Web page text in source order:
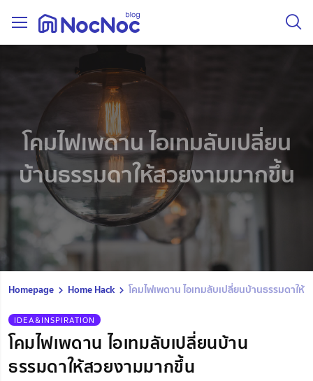
โคมไฟเพดาน ไอเทมลับเปลี่ยน
บ้านธรรมดาให้สวยงามมากขึ้น
Homepage Home Hack โคมไฟเพดาน ไอเทมลับเปลี่ยนบ้านธรรมดาให้
IDEA&INSPIRATION
โคมไฟเพดาน ไอเทมลับเปลี่ยนบ้าน
ธรรมดาให้สวยงามมากขึ้น